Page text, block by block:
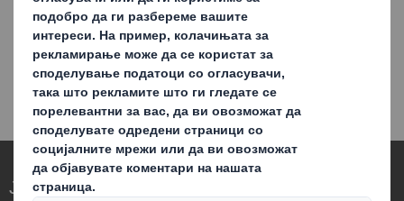
ПОВЕЌЕ ИНФОРМАЦИИ
Ја редефинираме амбалажата за